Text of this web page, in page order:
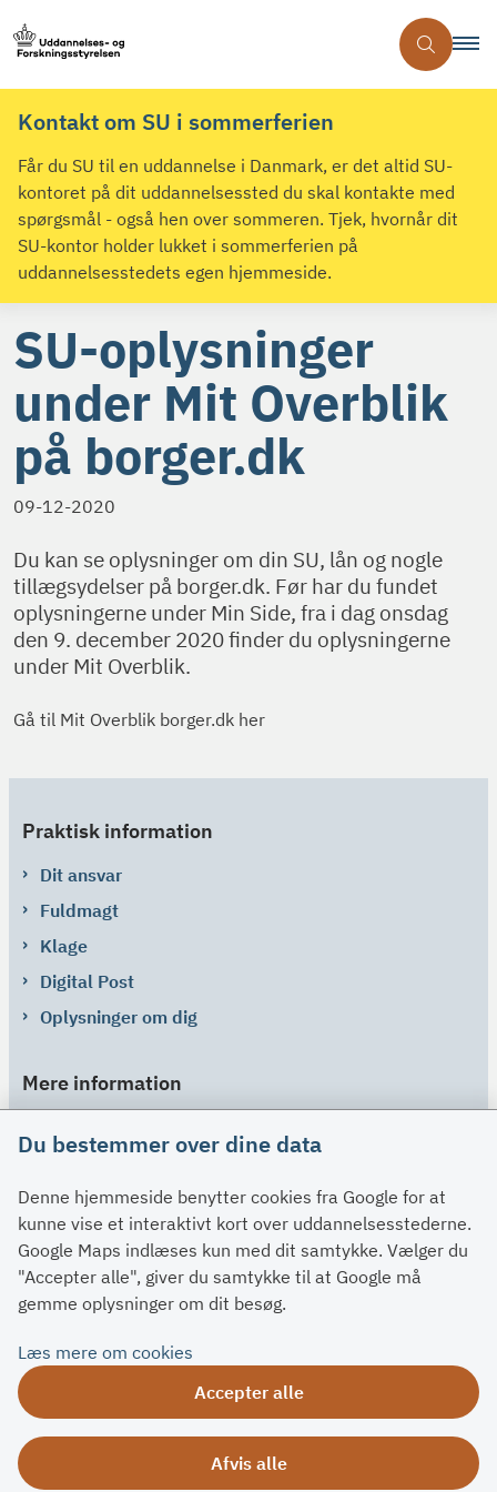
Kontakt om SU i sommerferien
Får du SU til en uddannelse i Danmark, er det altid SU-
kontoret på dit uddannelsessted du skal kontakte med
spørgsmål - også hen over sommeren. Tjek, hvornår dit
SU-kontor holder lukket i sommerferien på
uddannelsesstedets egen hjemmeside.
SU-oplysninger
under Mit Overblik
på borger.dk
09-12-2020
Du kan se oplysninger om din SU, lån og nogle
tillægsydelser på borger.dk. Før har du fundet
oplysningerne under Min Side, fra i dag onsdag
den 9. december 2020 finder du oplysningerne
under Mit Overblik.
Gå til Mit Overblik borger.dk her
Praktisk information
Dit ansvar
Fuldmagt
Klage
Digital Post
Oplysninger om dig
Mere information
Spørgsmål og svar
Kontakt
Paragraffer
Om su.dk
Du bestemmer over dine data
Denne hjemmeside benytter cookies fra Google for at
kunne vise et interaktivt kort over uddannelsesstederne.
Google Maps indlæses kun med dit samtykke. Vælger du
"Accepter alle", giver du samtykke til at Google må
gemme oplysninger om dit besøg.
Læs mere om cookies
Accepter alle
Afvis alle